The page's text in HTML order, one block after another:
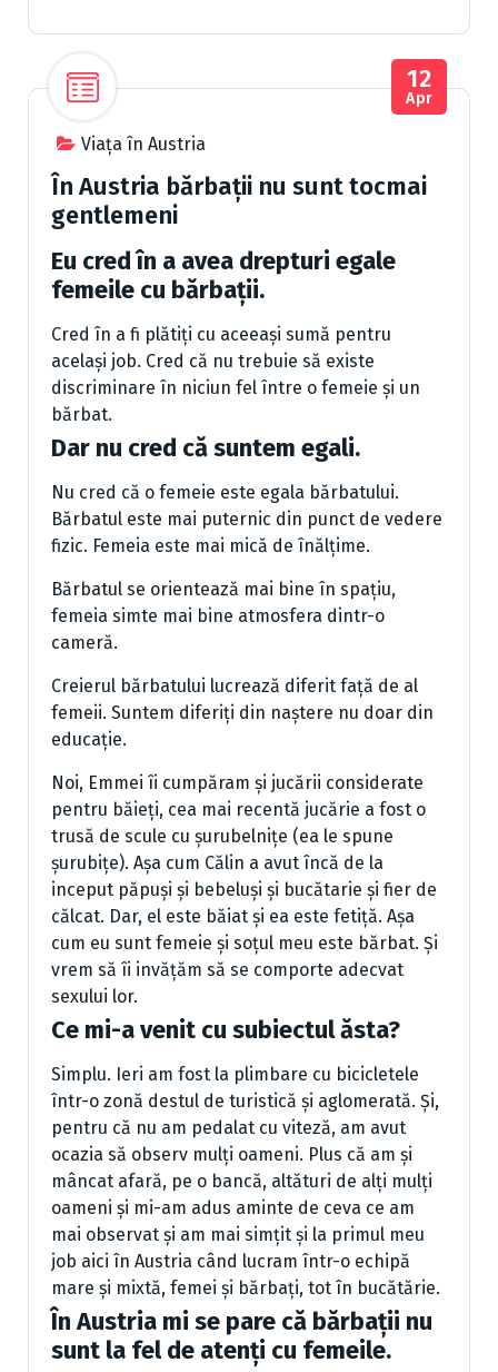
Viața în Austria
12
Apr
În Austria bărbații nu sunt tocmai
gentlemeni
Eu cred în a avea drepturi egale
femeile cu bărbații.
Cred în a fi plătiți cu aceeași sumă pentru
același job. Cred că nu trebuie să existe
discriminare în niciun fel între o femeie și un
bărbat.
Dar nu cred că suntem egali.
Nu cred că o femeie este egala bărbatului.
Bărbatul este mai puternic din punct de vedere
fizic. Femeia este mai mică de înălțime.
Bărbatul se orientează mai bine în spațiu,
femeia simte mai bine atmosfera dintr-o
cameră.
Creierul bărbatului lucrează diferit față de al
femeii. Suntem diferiți din naștere nu doar din
educație.
Noi, Emmei îi cumpăram și jucării considerate
pentru băieți, cea mai recentă jucărie a fost o
trusă de scule cu șurubelnițe (ea le spune
șurubițe). Așa cum Călin a avut încă de la
inceput păpuși și bebeluși și bucătarie și fier de
călcat. Dar, el este băiat și ea este fetiță. Așa
cum eu sunt femeie și soțul meu este bărbat. Și
vrem să îi invățăm să se comporte adecvat
sexului lor.
Ce mi-a venit cu subiectul ăsta?
Simplu. Ieri am fost la plimbare cu bicicletele
într-o zonă destul de turistică și aglomerată. Și,
pentru că nu am pedalat cu viteză, am avut
ocazia să observ mulți oameni. Plus că am și
mâncat afară, pe o bancă, altături de alți mulți
oameni și mi-am adus aminte de ceva ce am
mai observat și am mai simțit și la primul meu
job aici în Austria când lucram într-o echipă
mare și mixtă, femei și bărbați, tot în bucătărie.
În Austria mi se pare că bărbații nu
sunt la fel de atenți cu femeile.